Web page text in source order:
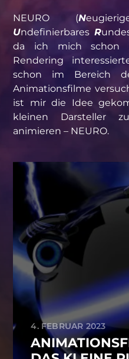
NEURO (N
UndefinierbaresR
da ich mich schon
Rendering
schon im Bereich
Animationsfilme
ist mir die Idee
kleinen Darsteller
animieren – NEURO.
4. FEBRUAR 2023